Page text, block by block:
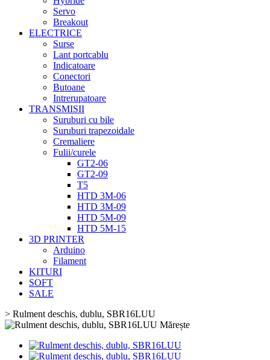
Servo
Breakout
ELECTRICE
Surse
Lant portcablu
Indicatoare
Conectori
Butoane
Intrerupatoare
TRANSMISII
Suruburi cu bile
Suruburi trapezoidale
Cremaliere
Fulii/curele
GT2-06
GT2-09
T5
HTD 3M-06
HTD 3M-09
HTD 5M-09
HTD 5M-15
3D PRINTER
Arduino
Filament
KITURI
SOFT
SALE
> Rulment deschis, dublu, SBR16LUU
Mărește